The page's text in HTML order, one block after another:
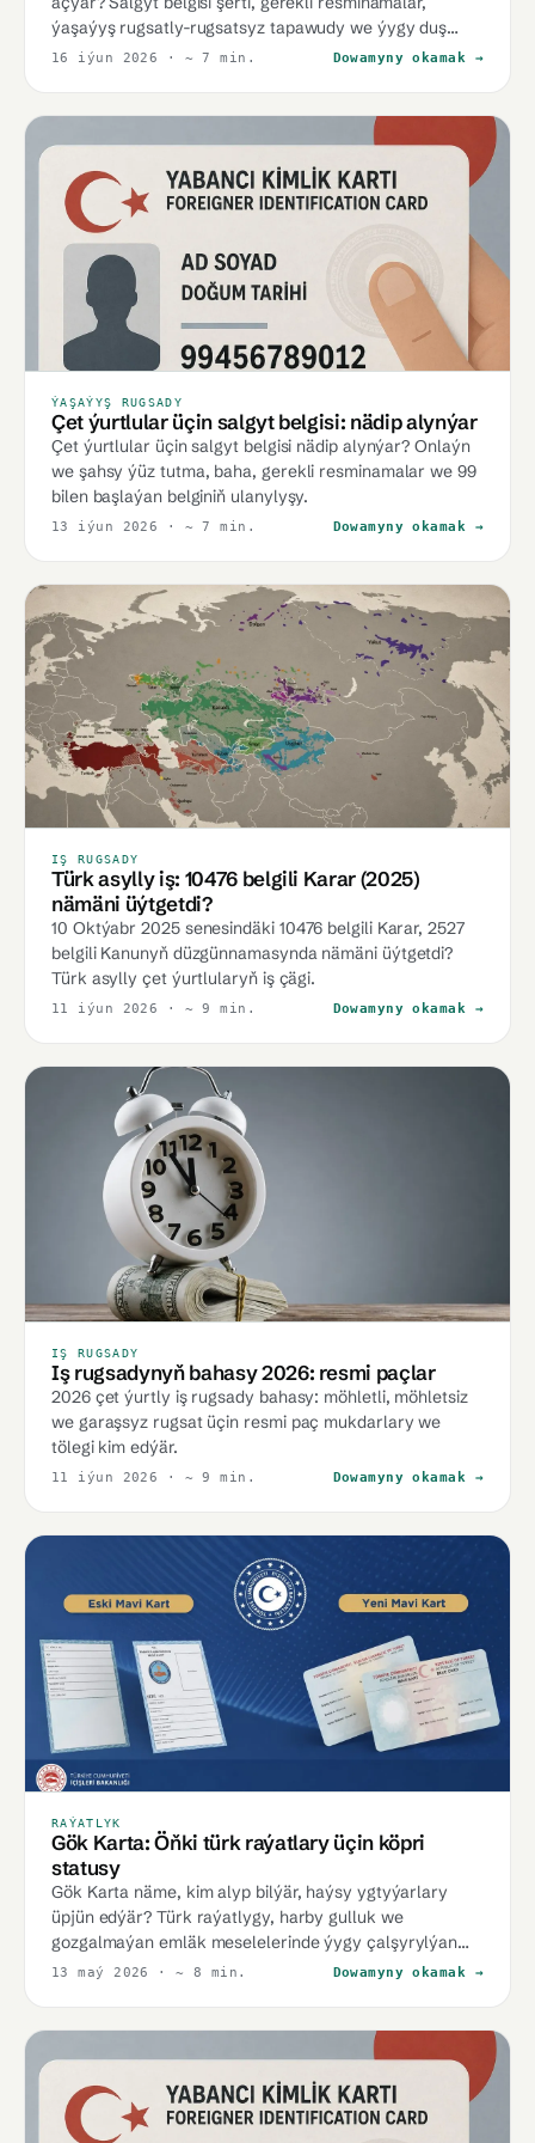
ýaşaýyş rugsatly-rugsatsyz tapawudy we ýygy duş
gelýän ret sebäpleri.
16 iýun 2026 · ~ 7 min. Dowamyny okamak →
ÝAŞAÝYŞ RUGSADY
Çet ýurtlular üçin salgyt belgisi: nädip alynýar
Çet ýurtlular üçin salgyt belgisi nädip alynýar? Onlaýn
we şahsy ýüz tutma, baha, gerekli resminamalar we 99
bilen başlaýan belginiň ulanylyşy.
13 iýun 2026 · ~ 7 min. Dowamyny okamak →
IŞ RUGSADY
Türk asylly iş: 10476 belgili Karar (2025)
nämäni üýtgetdi?
10 Oktýabr 2025 senesindäki 10476 belgili Karar, 2527
belgili Kanunyň düzgünnamasynda nämäni üýtgetdi?
Türk asylly çet ýurtlularyň iş çägi.
11 iýun 2026 · ~ 9 min. Dowamyny okamak →
IŞ RUGSADY
Iş rugsadynyň bahasy 2026: resmi paçlar
2026 çet ýurtly iş rugsady bahasy: möhletli, möhletsiz
we garaşsyz rugsat üçin resmi paç mukdarlary we
tölegi kim edýär.
11 iýun 2026 · ~ 9 min. Dowamyny okamak →
RAÝATLYK
Gök Karta: Öňki türk raýatlary üçin köpri
statusy
Gök Karta näme, kim alyp bilýär, haýsy ygtyýarlary
üpjün edýär? Türk raýatlygy, harby gulluk we
gozgalmaýan emläk meselelerinde ýygy çalşyrylýan
nokatlar.
13 maý 2026 · ~ 8 min. Dowamyny okamak →